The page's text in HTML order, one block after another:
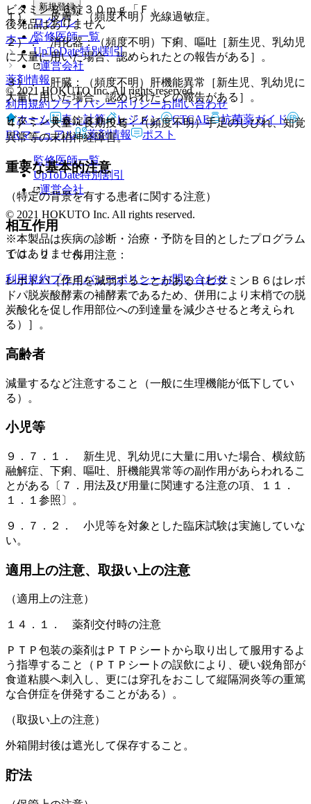
ビタミンＢ６錠３０ｍｇ「Ｆ」
後発品はありません
ホーム
薬剤情報
ビタミンＢ６錠３０ｍｇ「Ｆ」
１）． 皮膚：（頻度不明）光線過敏症。
２）． 消化器：（頻度不明）下痢、嘔吐［新生児、乳幼児
に大量に用いた場合、認められたとの報告がある］。
３）． 肝臓：（頻度不明）肝機能異常［新生児、乳幼児に
大量に用いた場合、認められたとの報告がある］。
４）． 大量・長期投与：（頻度不明）手足のしびれ、知覚
異常等の末梢神経障害。
重要な基本的注意
（特定の背景を有する患者に関する注意）
相互作用
１０．２． 併用注意：
レボドパ［作用を減弱することがある（ビタミンＢ６はレボ
ドパ脱炭酸酵素の補酵素であるため、併用により末梢での脱
炭酸化を促し作用部位への到達量を減少させると考えられ
る）］。
高齢者
減量するなど注意すること（一般に生理機能が低下してい
る）。
小児等
９．７．１． 新生児、乳幼児に大量に用いた場合、横紋筋
融解症、下痢、嘔吐、肝機能異常等の副作用があらわれるこ
とがある〔７．用法及び用量に関連する注意の項、１１．
１．１参照〕。
９．７．２． 小児等を対象とした臨床試験は実施していな
い。
適用上の注意、取扱い上の注意
（適用上の注意）
１４．１． 薬剤交付時の注意
ＰＴＰ包装の薬剤はＰＴＰシートから取り出して服用するよ
う指導すること（ＰＴＰシートの誤飲により、硬い鋭角部が
食道粘膜へ刺入し、更には穿孔をおこして縦隔洞炎等の重篤
な合併症を併発することがある）。
（取扱い上の注意）
外箱開封後は遮光して保存すること。
貯法
新規登録
ログイン
監修医師一覧
UpToDate特別割引
運営会社
© 2021 HOKUTO Inc. All rights reserved.
利用規約プライバシーポリシーお問い合わせ
ホーム
表・計算 レジメン CTCAE
抗菌薬ガイド
ERマニュアル
薬剤情報 ポスト
監修医師一覧
UpToDate特別割引
運営会社
© 2021 HOKUTO Inc. All rights reserved.
※本製品は疾病の診断・治療・予防を目的としたプログラム
ではありません。
利用規約プライバシーポリシーお問い合わせ